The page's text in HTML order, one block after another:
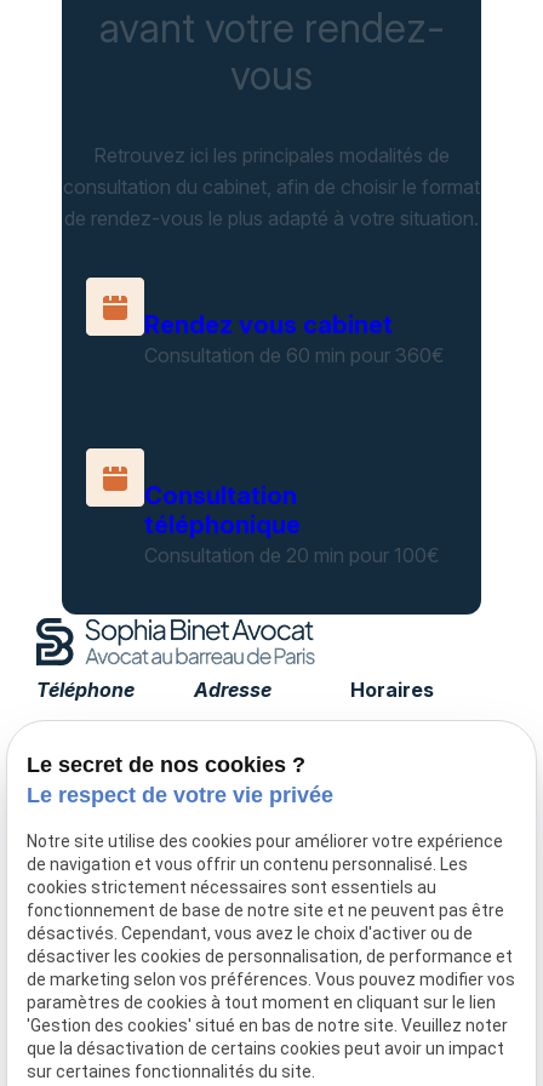
avant votre rendez-
vous
Retrouvez ici les principales modalités de
consultation du cabinet, afin de choisir le format
de rendez-vous le plus adapté à votre situation.
Rendez vous cabinet
Consultation de 60 min pour 360€
Consultation
téléphonique
Consultation de 20 min pour 100€
Téléphone
Adresse
Tourville
75007 PARIS
Horaires
Accueil
Le cabinet
Honoraires
Domaines de compétences
Actualités
Contact
Le secret de nos cookies ?
Le respect de votre vie privée
Notre site utilise des cookies pour améliorer votre expérience
de navigation et vous offrir un contenu personnalisé. Les
cookies strictement nécessaires sont essentiels au
fonctionnement de base de notre site et ne peuvent pas être
désactivés. Cependant, vous avez le choix d'activer ou de
désactiver les cookies de personnalisation, de performance et
de marketing selon vos préférences. Vous pouvez modifier vos
paramètres de cookies à tout moment en cliquant sur le lien
'Gestion des cookies' situé en bas de notre site. Veuillez noter
que la désactivation de certains cookies peut avoir un impact
sur certaines fonctionnalités du site.